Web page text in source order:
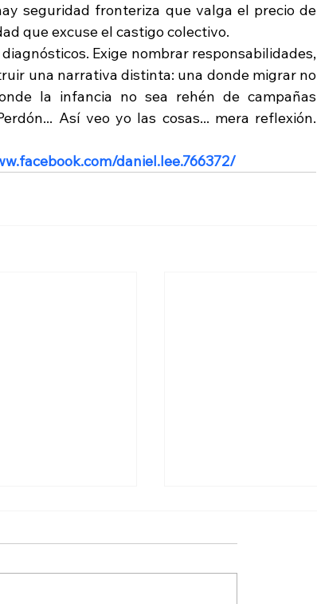
seguridad fronteriza que valga el precio de
que excuse el castigo colectivo.
Exige nombrar responsabilidades,
una narrativa distinta: una donde migrar no
la infancia no sea rehén de campañas
Así veo yo las cosas... mera reflexión.
daniel.lee.766372/